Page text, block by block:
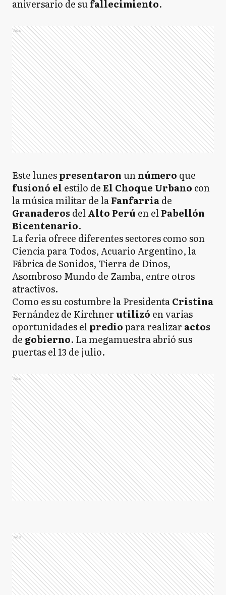
aniversario de sufallecimiento.
Ads
Este lunespresentaronunnúmero que
fusionó el estilo deEl Choque Urbano con
la música militar de laFanfarriade
Granaderos delAlto Perú en elPabellón
Bicentenario.
La feria ofrece diferentes sectores como son
Ciencia para Todos, Acuario Argentino, la
Fábrica de Sonidos, Tierra de Dinos,
Asombroso Mundo de Zamba, entre otros
atractivos.
Como es su costumbre la PresidentaCristina
Fernández de Kirchnerutilizó en varias
oportunidades elprediopara realizar actos
de gobierno. La megamuestra abrió sus
puertas el 13 de julio.
Ads
Ads